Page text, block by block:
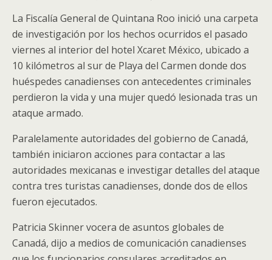
La Fiscalía General de Quintana Roo inició una carpeta
de investigación por los hechos ocurridos el pasado
viernes al interior del hotel Xcaret México, ubicado a
10 kilómetros al sur de Playa del Carmen donde dos
huéspedes canadienses con antecedentes criminales
perdieron la vida y una mujer quedó lesionada tras un
ataque armado.
Paralelamente autoridades del gobierno de Canadá,
también iniciaron acciones para contactar a las
autoridades mexicanas e investigar detalles del ataque
contra tres turistas canadienses, donde dos de ellos
fueron ejecutados.
Patricia Skinner vocera de asuntos globales de
Canadá, dijo a medios de comunicación canadienses